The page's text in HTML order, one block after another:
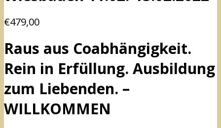
€479,00
Raus aus Coabhängigkeit.
Rein in Erfüllung. Ausbildung
zum Liebenden. –
WILLKOMMEN